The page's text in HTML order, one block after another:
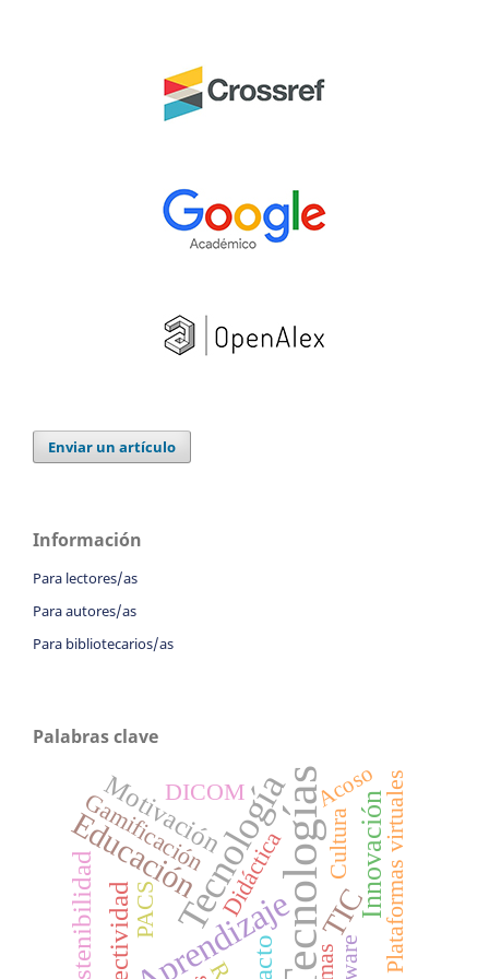
Enviar un artículo
Información
Para lectores/as
Para autores/as
Para bibliotecarios/as
Palabras clave
Tecnologías
Tecnología
Aprendizaje
Educación
TICInnovación
Motivación
Sostenibilidad Didáctica Cultura
DICOM Plataformas virtuales
PACS
Gamificación
Acoso